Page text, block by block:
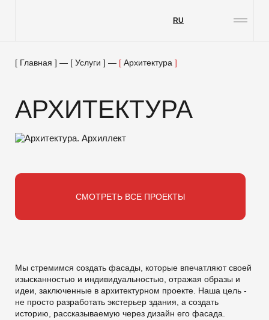
RU
Главная — Услуги — Архитектура
АРХИТЕКТУРА
СМОТРЕТЬ ВСЕ ПРОЕКТЫ
Мы стремимся создать фасады, которые впечатляют своей
изысканностью и индивидуальностью, отражая образы и
идеи, заключенные в архитектурном проекте. Наша цель -
не просто разработать экстерьер здания, а создать
историю, рассказываемую через дизайн его фасада.
Услуги
Блог
Вакансии
Подпишитесь на нашу рассылку
Мы будем рады делиться новинками и новостями!